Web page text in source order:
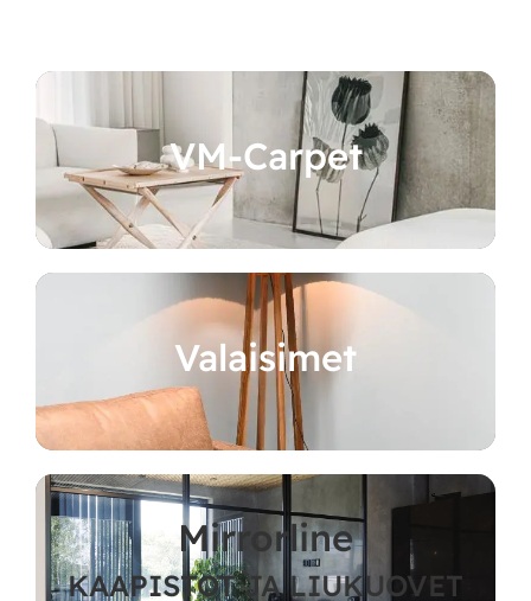
VM-Carpet
Valaisimet
Mirrorline
KAAPISTOT JA LIUKUOVET